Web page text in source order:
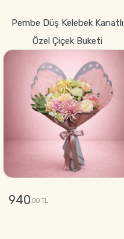
Pembe Düş Kelebek Kanatlı
Özel Çiçek Buketi
940,00 TL